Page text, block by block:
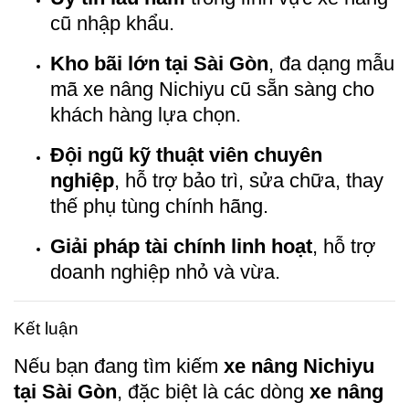
cũ nhập khẩu.
Kho bãi lớn tại Sài Gòn, đa dạng mẫu
mã xe nâng Nichiyu cũ sẵn sàng cho
khách hàng lựa chọn.
Đội ngũ kỹ thuật viên chuyên
nghiệp, hỗ trợ bảo trì, sửa chữa, thay
thế phụ tùng chính hãng.
Giải pháp tài chính linh hoạt, hỗ trợ
doanh nghiệp nhỏ và vừa.
Kết luận
Nếu bạn đang tìm kiếm xe nâng Nichiyu
tại Sài Gòn, đặc biệt là các dòng xe nâng